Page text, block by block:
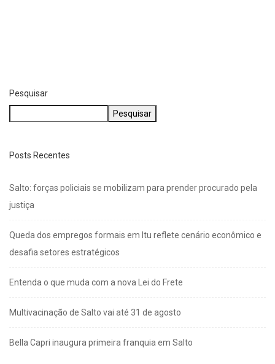
Pesquisar
Pesquisar
Posts Recentes
Salto: forças policiais se mobilizam para prender procurado pela
justiça
Queda dos empregos formais em Itu reflete cenário econômico e
desafia setores estratégicos
Entenda o que muda com a nova Lei do Frete
Multivacinação de Salto vai até 31 de agosto
Bella Capri inaugura primeira franquia em Salto